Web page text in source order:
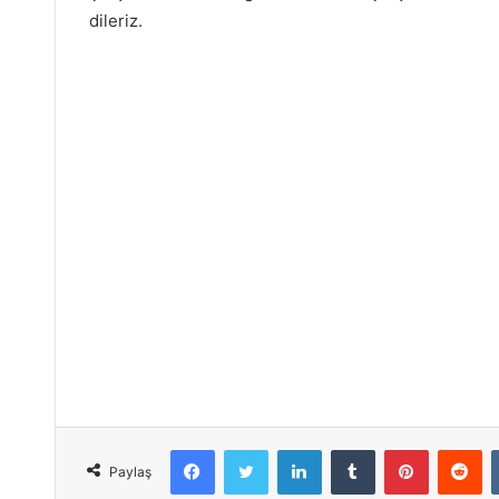
dileriz.
Paylaş
Facebook Twitter LinkedIn Tumblr Pinterest Reddit